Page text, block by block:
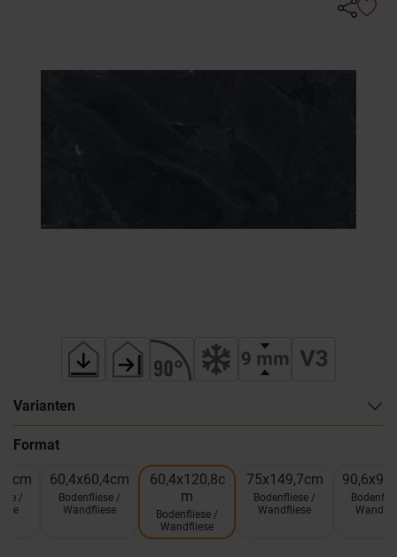
Varianten
Format
/
60,4x60,4cm
Bodenfliese /
Wandfliese
60,4x120,8c
m
Bodenfliese /
Wandfliese
75x149,7cm
Bodenfliese /
Wandfliese